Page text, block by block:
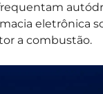
eletrônica
a combustão.